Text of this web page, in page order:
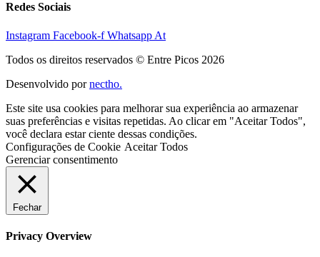
Redes Sociais
Instagram Facebook-f Whatsapp At
Todos os direitos reservados © Entre Picos 2026
Desenvolvido pornectho.
Este site usa cookies para melhorar sua experiência ao armazenar
suas preferências e visitas repetidas. Ao clicar em "Aceitar Todos",
você declara estar ciente dessas condições.
Configurações de Cookie Aceitar Todos
Gerenciar consentimento
Fechar
Privacy Overview